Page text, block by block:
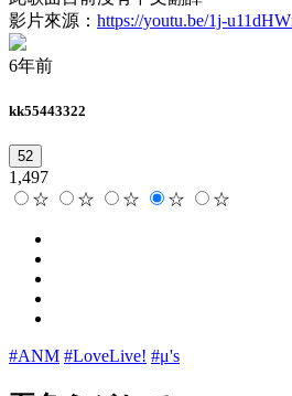
影片來源： https://youtu.be/1j-
6年前
kk55443322
52
1,497
☆
☆ ☆ ☆ ☆
#ANM #LoveLive! #μ's